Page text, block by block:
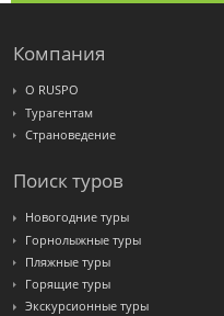
Компания
О RUSPO
Турагентам
Страноведение
Поиск туров
Новогодние туры
Горнолыжные туры
Пляжные туры
Горящие туры
Экскурсионные туры